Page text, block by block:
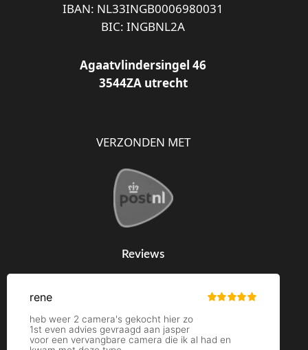
IBAN: NL33INGB0006980031
BIC: INGBNL2A
Agaatvlindersingel 46
3544ZA utrecht
VERZONDEN MET
Reviews